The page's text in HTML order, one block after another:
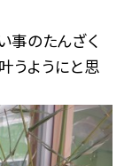
事のたんざく
うようにと思